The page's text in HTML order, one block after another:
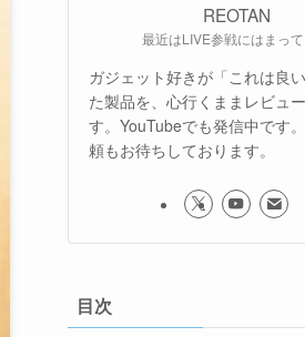
REOTAN
最近はLIVE参戦にはまっ
ガジェット好きが「これは良
た製品を、心行くままレビュ
す。YouTubeでも発信中です
頼もお待ちしております。
目次